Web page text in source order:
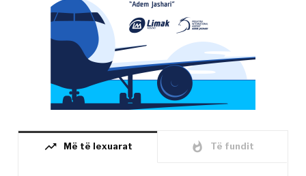
trending_up Më të lexuarat whatshot Të fundit